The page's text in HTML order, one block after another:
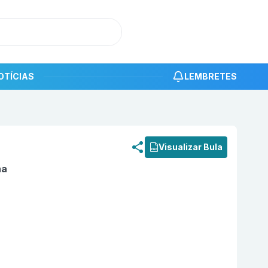
LEMBRETES
Visualizar Bula